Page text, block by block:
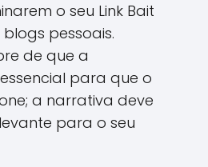
o seu Link Bait
pessoais.
de que a
para que o
a narrativa deve
para o seu